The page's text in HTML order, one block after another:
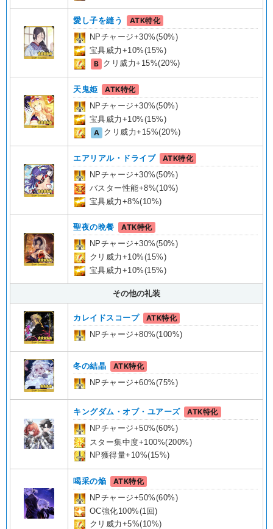
愛し子を縫う
ATK特化
NPチャージ+30%(50%)
宝具威力+10%(15%)
B クリ威力+15%(20%)
天鬼姫
ATK特化
NPチャージ+30%(50%)
宝具威力+10%(15%)
A クリ威力+15%(20%)
エアリアル・ドライブ
ATK特化
NPチャージ+30%(50%)
バスター性能+8%(10%)
宝具威力+8%(10%)
聖夜の晩餐
ATK特化
NPチャージ+30%(50%)
クリ威力+10%(15%)
宝具威力+10%(15%)
その他の礼装
カレイドスコープ
ATK特化
NPチャージ+80%(100%)
冬の結晶
ATK特化
NPチャージ+60%(75%)
キングダム・オブ・ユアーズ
ATK特化
NPチャージ+50%(60%)
スター集中度+100%(200%)
NP獲得量+10%(15%)
喝采の焔
ATK特化
NPチャージ+50%(60%)
OC強化100%(1回)
クリ威力+5%(10%)